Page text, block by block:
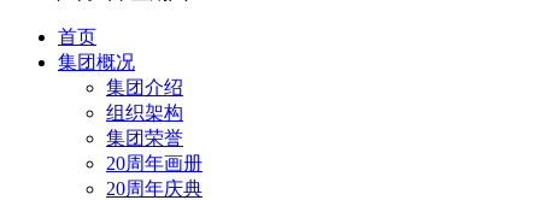
首页
集团概况
集团介绍
组织架构
集团荣誉
20周年画册
20周年庆典